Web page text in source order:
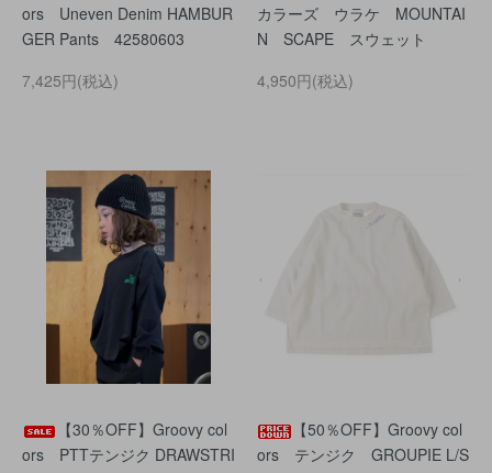
ors Uneven Denim HAMBUR
GER Pants 42580603
7,425円(税込)
カラーズ ウラケ MOUNTAI
N SCAPE スウェット
4,950円(税込)
【30％OFF】Groovy col
ors PTTテンジク DRAWSTRI
【50％OFF】Groovy col
ors テンジク GROUPIE L/S